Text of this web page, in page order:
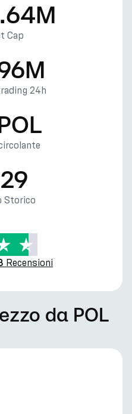
Cap
24h
Storico
Recensioni
da POL